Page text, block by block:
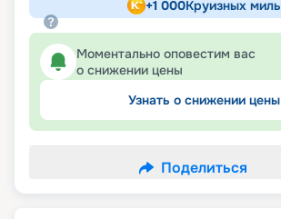
+1 000Круизных миль
Моментально оповестим вас
о снижении цены
Узнать о снижении цены
Поделиться